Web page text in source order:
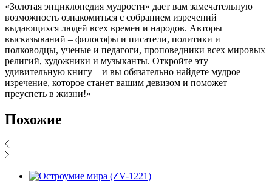
«Золотая энциклопедия мудрости» дает вам замечательную
возможность ознакомиться с собранием изречений
выдающихся людей всех времен и народов. Авторы
высказываний – философы и писатели, политики и
полководцы, ученые и педагоги, проповедники всех мировых
религий, художники и музыканты. Откройте эту
удивительную книгу – и вы обязательно найдете мудрое
изречение, которое станет вашим девизом и поможет
преуспеть в жизни!»
Похожие